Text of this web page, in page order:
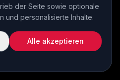
der Seite sowie optionale
und personalisierte Inhalte.
Alle akzeptieren